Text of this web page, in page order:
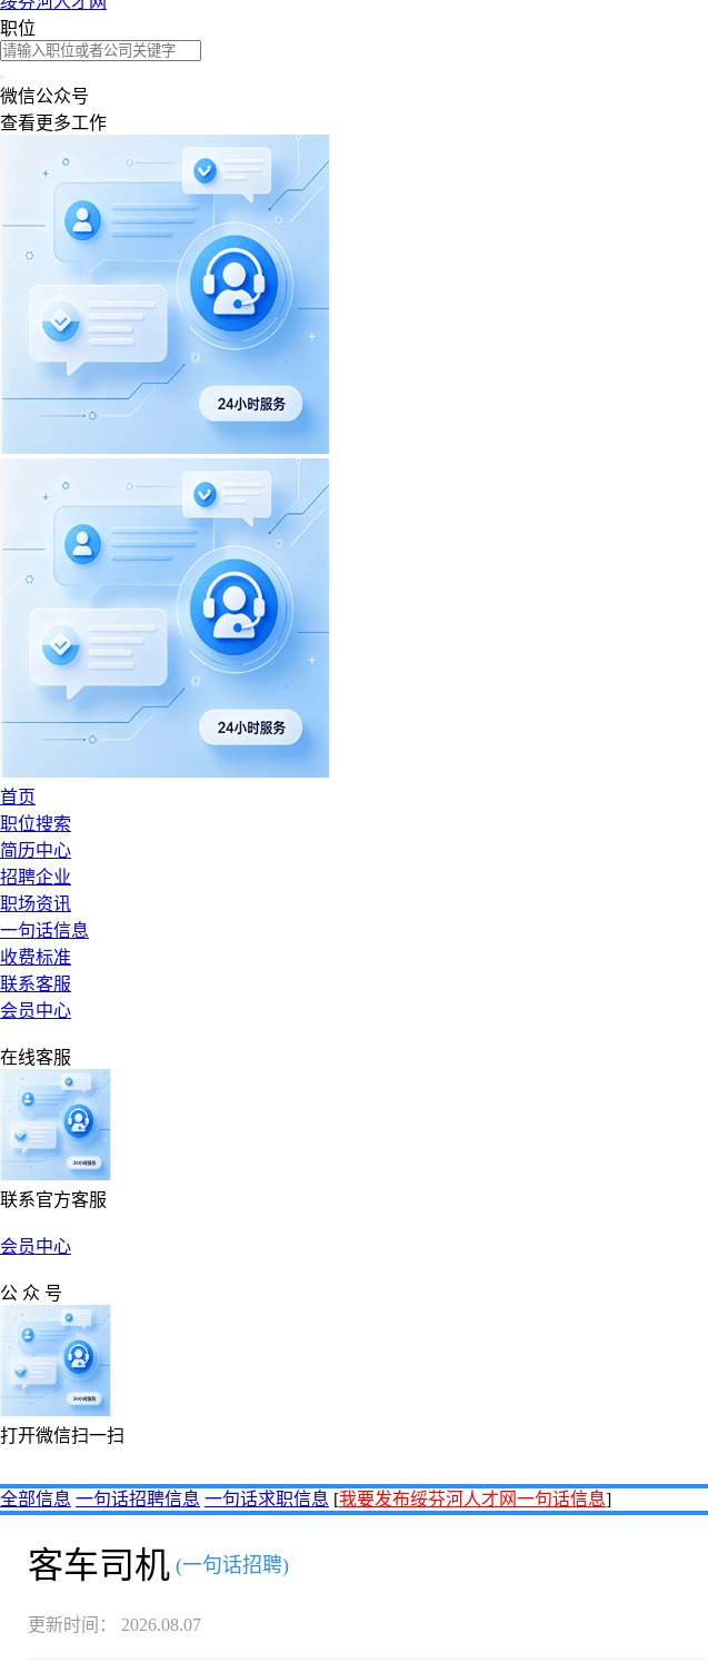
职位
微信公众号
查看更多工作
首页
职位搜索
简历中心
招聘企业
职场资讯
一句话信息
收费标准
联系客服
会员中心
在线客服
联系官方客服
会员中心
公 众 号
打开微信扫一扫
全部信息 一句话招聘信息 一句话求职信息 [我要发布绥芬河人才网一句话信息]
客车司机 (一句话招聘)
更新时间： 2026.08.07